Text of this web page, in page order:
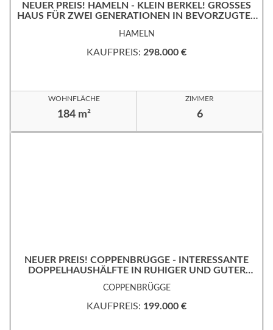
NEUER PREIS! HAMELN - KLEIN BERKEL! GROSSES
HAUS FÜR ZWEI GENERATIONEN IN BEVORZUGTER
HAMELN
KAUFPREIS: 298.000 €
WOHNFLÄCHE
184 m²
ZIMMER
6
NEUER PREIS! COPPENBRÜGGE - INTERESSANTE
DOPPELHAUSHÄLFTE IN RUHIGER UND GUTER
WOHNLAGE!
COPPENBRÜGGE
KAUFPREIS: 199.000 €